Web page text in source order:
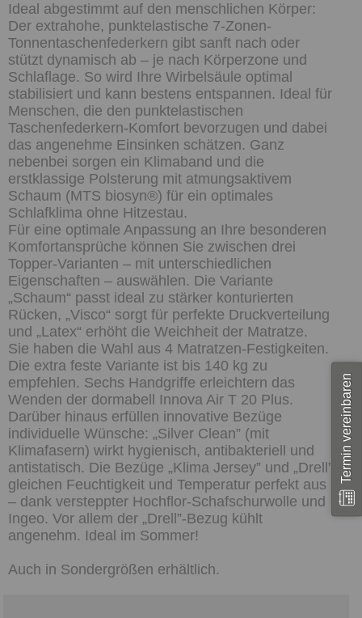
Ideal abgestimmt auf den menschlichen Körper:
Der extrahohe, punktelastische 7-Zonen-
Tonnentaschenfederkern gibt sanft nach oder
stützt dynamisch ab – je nach Körperzone und
Schlaflage. So wird Ihre Wirbelsäule optimal
stabilisiert und kann bestens entspannen. Ideal für
Menschen, die den punktelastischen
Taschenfederkern-Komfort bevorzugen und dabei
das angenehme Einsinken schätzen. Ganz
nebenbei sorgen ein Klimaband und die
erstklassige Polsterung mit atmungsaktivem
Schaum (MTS biosyn®) für ein optimales
Schlafklima ohne Hitzestau.
Für eine optimale Anpassung an Ihre besonderen
Komfortansprüche können Sie zwischen drei
Topper-Varianten – mit unterschiedlichen
Eigenschaften – auswählen. Die Variante
„Schaum“ passt ideal zu stärker konturierten
Rücken, „Visco“ sorgt für perfekte Druckverteilung
und „Latex“ erhöht die Weichheit der Matratze.
Sie haben die Wahl aus 4 Matratzen-Festigkeiten.
Die extra feste Variante ist bis 140 kg zu
empfehlen. Sechs Handgriffe erleichtern das
Wenden der dormabell Innova Air T 20 Plus.
Darüber hinaus erfüllen innovative Bezüge
individuelle Wünsche: „Silver Clean” (mit
Klimafasern) wirkt hygienisch, antibakteriell und
antistatisch. Die Bezüge „Klima Jersey” und „Drell”
gleichen Feuchtigkeit und Temperatur perfekt aus
– dank versteppter Hochflor-Schafschurwolle und
Ingeo. Vor allem der „Drell”-Bezug kühlt
angenehm. Ideal im Sommer!
Auch in Sondergrößen erhältlich.
Termin vereinbaren